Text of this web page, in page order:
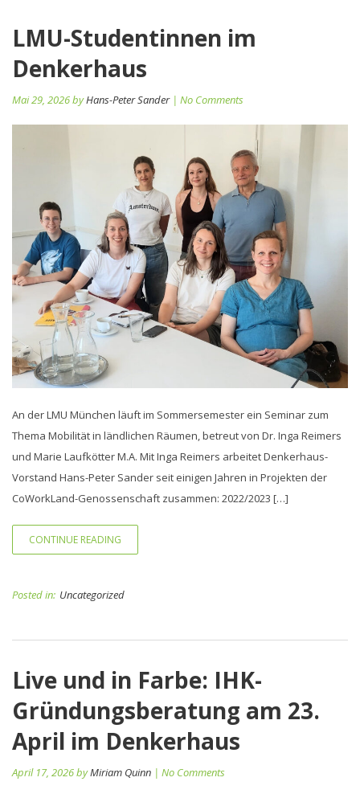
LMU-Studentinnen im
Denkerhaus
Mai 29, 2026 byHans-Peter Sander| No Comments
An der LMU München läuft im Sommersemester ein Seminar zum
Thema Mobilität in ländlichen Räumen, betreut von Dr. Inga Reimers
und Marie Laufkötter M.A. Mit Inga Reimers arbeitet Denkerhaus-
Vorstand Hans-Peter Sander seit einigen Jahren in Projekten der
CoWorkLand-Genossenschaft zusammen: 2022/2023 […]
CONTINUE READING
Posted in: Uncategorized
Live und in Farbe: IHK-
Gründungsberatung am 23.
April im Denkerhaus
April 17, 2026 byMiriam Quinn | No Comments